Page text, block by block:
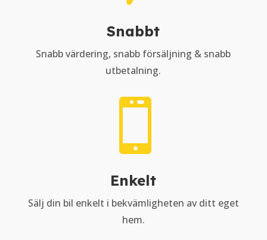
Snabbt
Snabb värdering, snabb försäljning & snabb
utbetalning.

Enkelt
Sälj din bil enkelt i bekvämligheten av ditt eget
hem.